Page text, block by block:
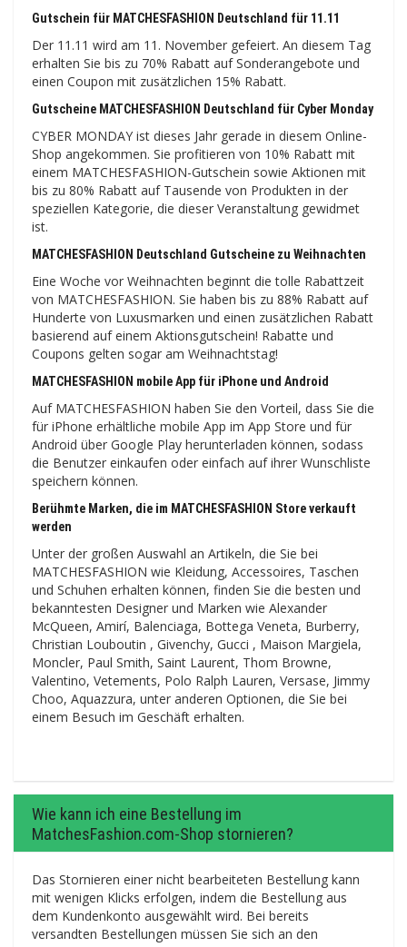
Gutschein für MATCHESFASHION Deutschland für 11.11
Der 11.11 wird am 11. November gefeiert. An diesem Tag
erhalten Sie bis zu 70% Rabatt auf Sonderangebote und
einen Coupon mit zusätzlichen 15% Rabatt.
Gutscheine MATCHESFASHION Deutschland für Cyber ​​Monday
CYBER MONDAY ist dieses Jahr gerade in diesem Online-
Shop angekommen. Sie profitieren von 10% Rabatt mit
einem MATCHESFASHION-Gutschein sowie Aktionen mit
bis zu 80% Rabatt auf Tausende von Produkten in der
speziellen Kategorie, die dieser Veranstaltung gewidmet
ist.
MATCHESFASHION Deutschland Gutscheine zu Weihnachten
Eine Woche vor Weihnachten beginnt die tolle Rabattzeit
von MATCHESFASHION. Sie haben bis zu 88% Rabatt auf
Hunderte von Luxusmarken und einen zusätzlichen Rabatt
basierend auf einem Aktionsgutschein! Rabatte und
Coupons gelten sogar am Weihnachtstag!
MATCHESFASHION mobile App für iPhone und Android
Auf MATCHESFASHION haben Sie den Vorteil, dass Sie die
für iPhone erhältliche mobile App im App Store und für
Android über Google Play herunterladen können, sodass
die Benutzer einkaufen oder einfach auf ihrer Wunschliste
speichern können.
Berühmte Marken, die im MATCHESFASHION Store verkauft
werden
Unter der großen Auswahl an Artikeln, die Sie bei
MATCHESFASHION wie Kleidung, Accessoires, Taschen
und Schuhen erhalten können, finden Sie die besten und
bekanntesten Designer und Marken wie Alexander
McQueen, Amirí, Balenciaga, Bottega Veneta, Burberry,
Christian Louboutin , Givenchy, Gucci , Maison Margiela,
Moncler, Paul Smith, Saint Laurent, Thom Browne,
Valentino, Vetements, Polo Ralph Lauren, Versase, Jimmy
Choo, Aquazzura, unter anderen Optionen, die Sie bei
einem Besuch im Geschäft erhalten.
Wie kann ich eine Bestellung im
MatchesFashion.com-Shop stornieren?
Das Stornieren einer nicht bearbeiteten Bestellung kann
mit wenigen Klicks erfolgen, indem die Bestellung aus
dem Kundenkonto ausgewählt wird. Bei bereits
versandten Bestellungen müssen Sie sich an den